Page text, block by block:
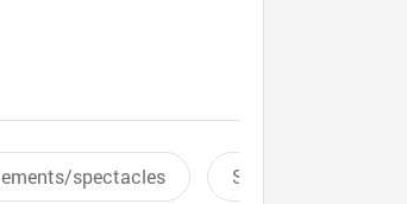
spectacles Sports aquatiques